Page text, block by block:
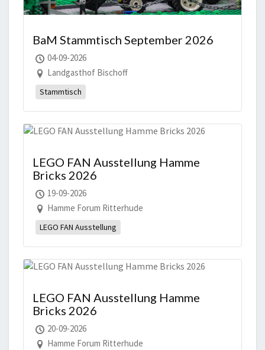
BaM Stammtisch September 2026
04-09-2026
Landgasthof Bischoff
Stammtisch
LEGO FAN Ausstellung Hamme
Bricks 2026
19-09-2026
Hamme Forum Ritterhude
LEGO FAN Ausstellung
LEGO FAN Ausstellung Hamme
Bricks 2026
20-09-2026
Hamme Forum Ritterhude